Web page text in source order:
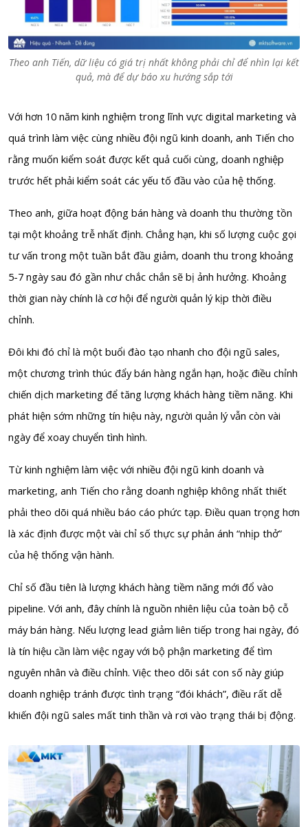
Theo anh Tiến, dữ liệu có giá trị nhất không phải chỉ để nhìn lại kết
quả, mà để dự báo xu hướng sắp tới
Với hơn 10 năm kinh nghiệm trong lĩnh vực digital marketing và
quá trình làm việc cùng nhiều đội ngũ kinh doanh, anh Tiến cho
rằng muốn kiểm soát được kết quả cuối cùng, doanh nghiệp
trước hết phải kiểm soát các yếu tố đầu vào của hệ thống.
Theo anh, giữa hoạt động bán hàng và doanh thu thường tồn
tại một khoảng trễ nhất định. Chẳng hạn, khi số lượng cuộc gọi
tư vấn trong một tuần bắt đầu giảm, doanh thu trong khoảng
5-7 ngày sau đó gần như chắc chắn sẽ bị ảnh hưởng. Khoảng
thời gian này chính là cơ hội để người quản lý kịp thời điều
chỉnh.
Đôi khi đó chỉ là một buổi đào tạo nhanh cho đội ngũ sales,
một chương trình thúc đẩy bán hàng ngắn hạn, hoặc điều chỉnh
chiến dịch marketing để tăng lượng khách hàng tiềm năng. Khi
phát hiện sớm những tín hiệu này, người quản lý vẫn còn vài
ngày để xoay chuyển tình hình.
Từ kinh nghiệm làm việc với nhiều đội ngũ kinh doanh và
marketing, anh Tiến cho rằng doanh nghiệp không nhất thiết
phải theo dõi quá nhiều báo cáo phức tạp. Điều quan trọng hơn
là xác định được một vài chỉ số thực sự phản ánh “nhịp thở”
của hệ thống vận hành.
Chỉ số đầu tiên là lượng khách hàng tiềm năng mới đổ vào
pipeline. Với anh, đây chính là nguồn nhiên liệu của toàn bộ cỗ
máy bán hàng. Nếu lượng lead giảm liên tiếp trong hai ngày, đó
là tín hiệu cần làm việc ngay với bộ phận marketing để tìm
nguyên nhân và điều chỉnh. Việc theo dõi sát con số này giúp
doanh nghiệp tránh được tình trạng “đói khách”, điều rất dễ
khiến đội ngũ sales mất tinh thần và rơi vào trạng thái bị động.